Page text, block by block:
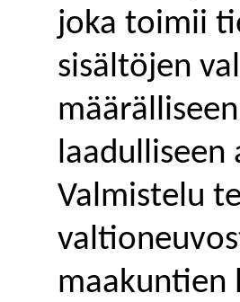
joka toimii
sisältöjen
laadulliseen
Valmistelu
maakuntien